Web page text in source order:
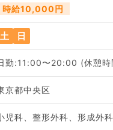
時給10,000円
土 日
勤:11:00〜20:00 (休憩
京都中央区